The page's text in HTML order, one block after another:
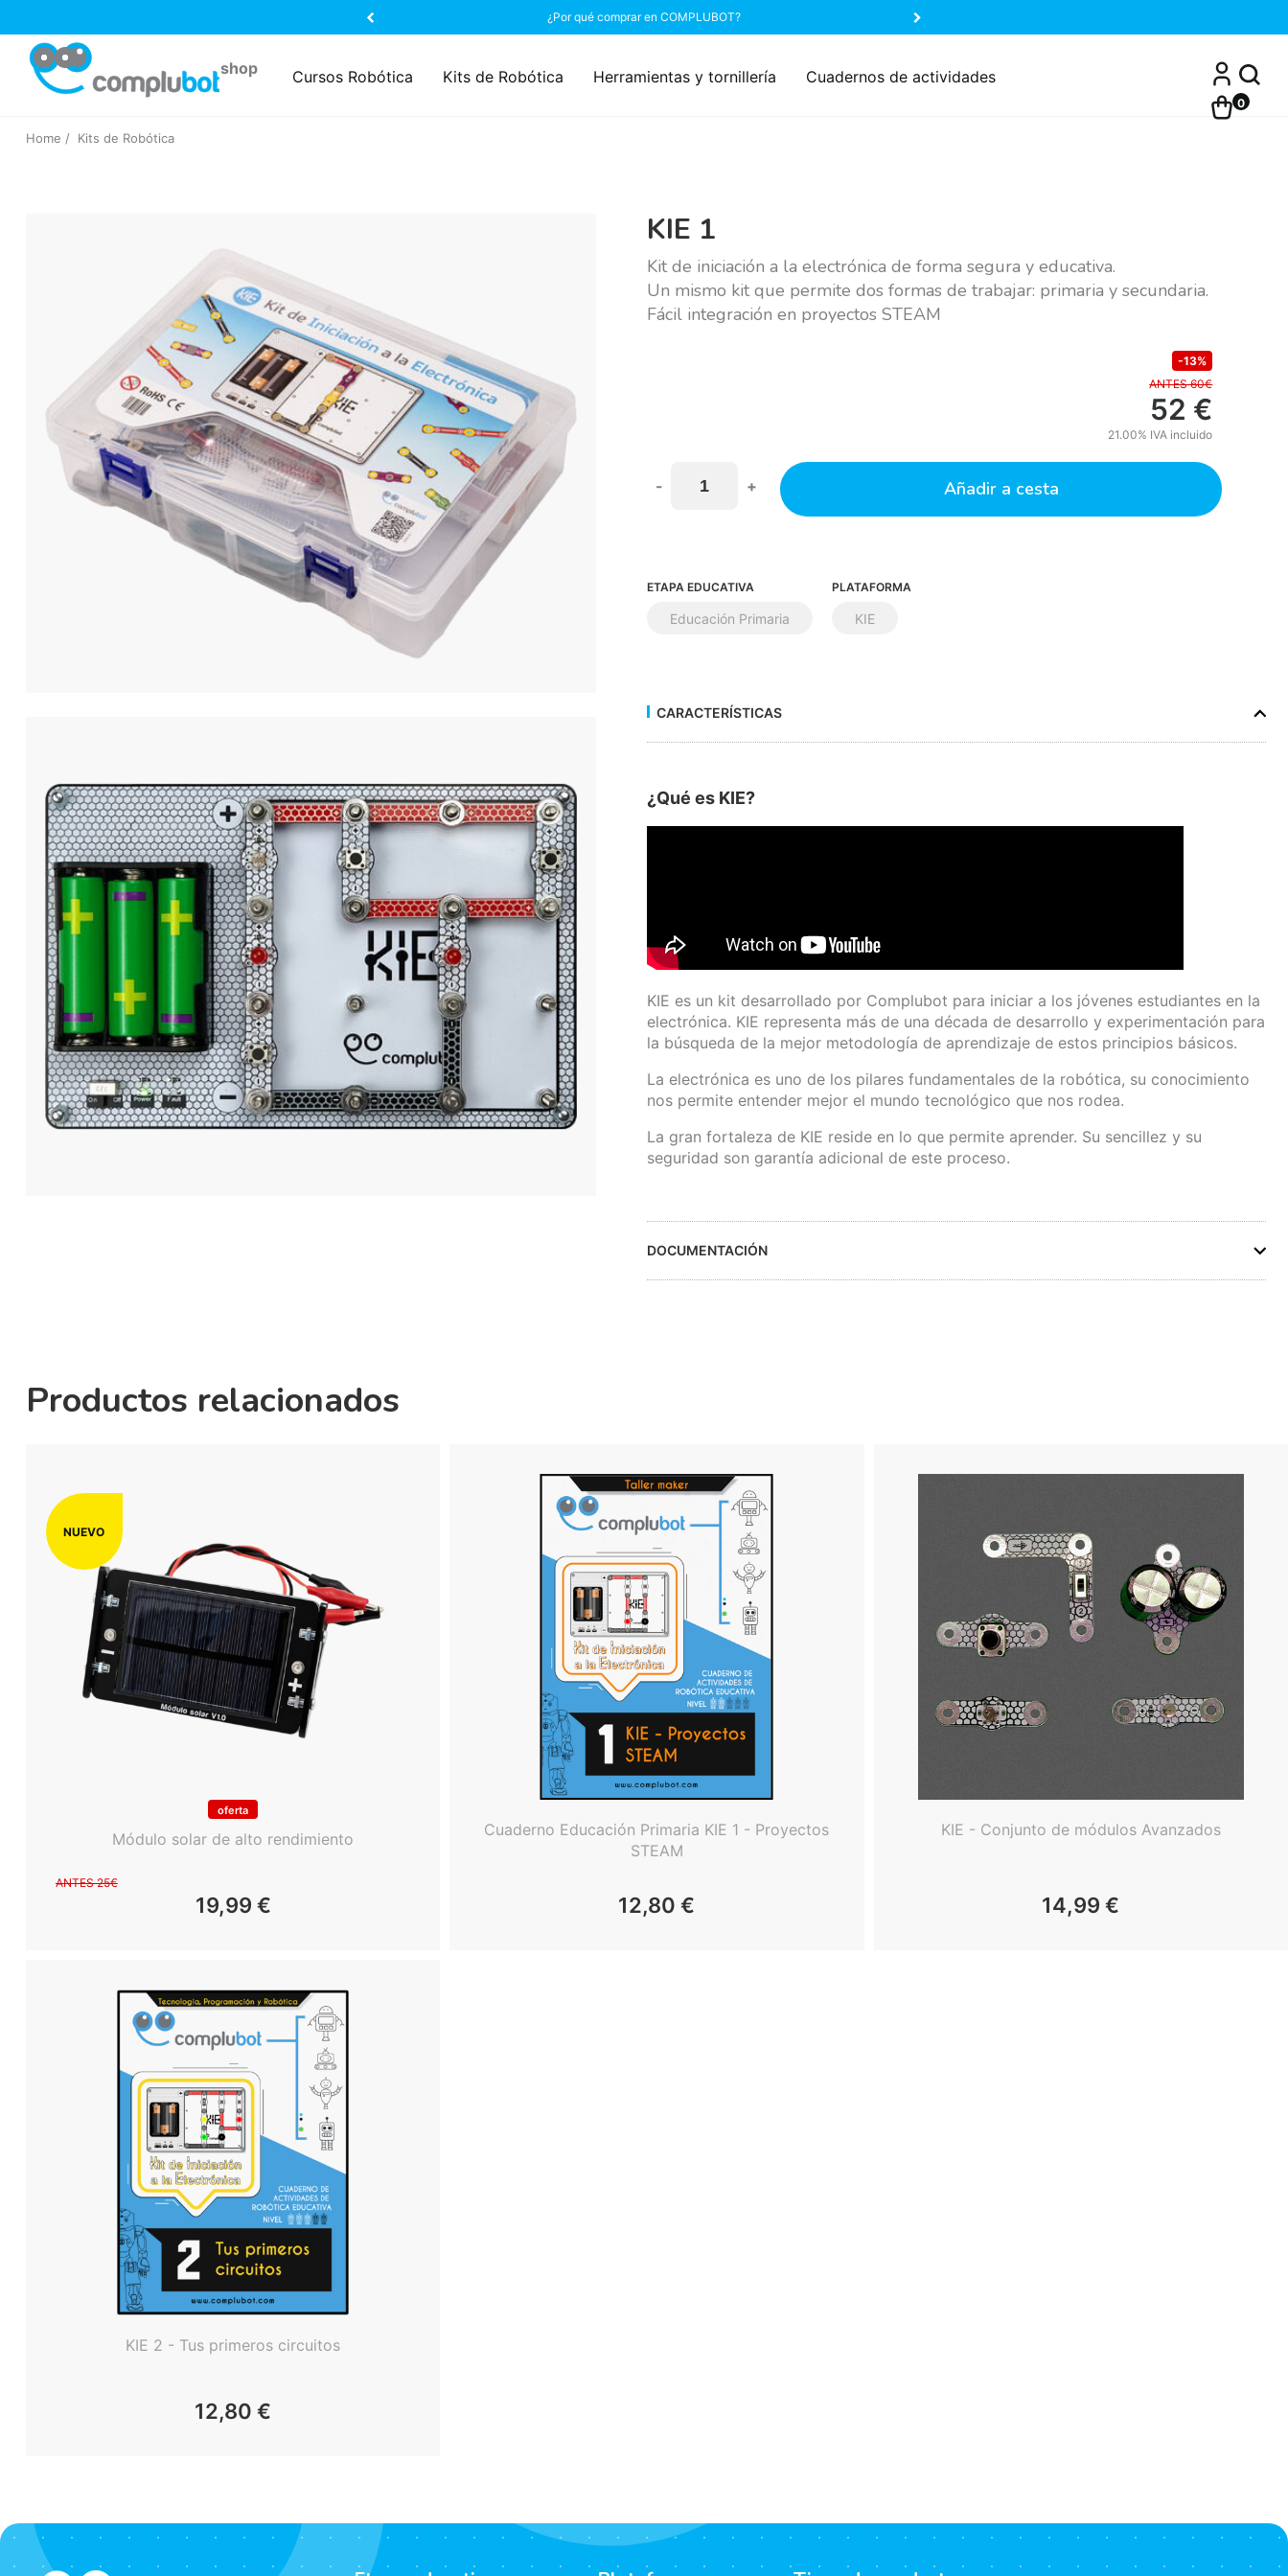
¿Por qué comprar en COMPLUBOT?
0
Cursos Robótica Kits de Robótica Herramientas y tornillería Cuadernos de actividades
Home Kits de Robótica
KIE 1
Kit de iniciación a la electrónica de forma segura y educativa.
Un mismo kit que permite dos formas de trabajar: primaria y secundaria.
Fácil integración en proyectos STEAM
-13%
ANTES 60€
52 €
21.00% IVA incluido
- + Añadir a cesta
ETAPA EDUCATIVA
Educación Primaria
PLATAFORMA
KIE
CARACTERÍSTICAS
¿Qué es KIE?
KIE es un kit desarrollado por Complubot para iniciar a los jóvenes estudiantes en la
electrónica. KIE representa más de una década de desarrollo y experimentación para
la búsqueda de la mejor metodología de aprendizaje de estos principios básicos.
La electrónica es uno de los pilares fundamentales de la robótica, su conocimiento
nos permite entender mejor el mundo tecnológico que nos rodea.
La gran fortaleza de KIE reside en lo que permite aprender. Su sencillez y su
seguridad son garantía adicional de este proceso.
DOCUMENTACIÓN
Productos relacionados
oferta
Módulo solar de alto rendimiento
ANTES 25€
19,99 €
Cuaderno Educación Primaria KIE 1 - Proyectos
STEAM
12,80 €
KIE - Conjunto de módulos Avanzados
14,99 €
KIE 2 - Tus primeros circuitos
12,80 €